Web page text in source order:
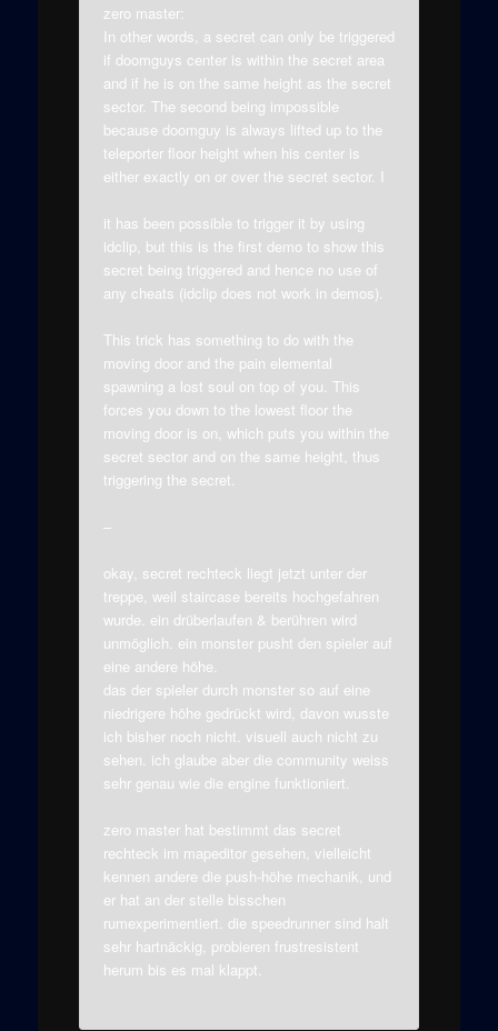
zero master:
In other words, a secret can only be triggered
if doomguys center is within the secret area
and if he is on the same height as the secret
sector. The second being impossible
because doomguy is always lifted up to the
teleporter floor height when his center is
either exactly on or over the secret sector. I
it has been possible to trigger it by using
idclip, but this is the first demo to show this
secret being triggered and hence no use of
any cheats (idclip does not work in demos).
This trick has something to do with the
moving door and the pain elemental
spawning a lost soul on top of you. This
forces you down to the lowest floor the
moving door is on, which puts you within the
secret sector and on the same height, thus
triggering the secret.
–
okay, secret rechteck liegt jetzt unter der
treppe, weil staircase bereits hochgefahren
wurde. ein drüberlaufen & berühren wird
unmöglich. ein monster pusht den spieler auf
eine andere höhe.
das der spieler durch monster so auf eine
niedrigere höhe gedrückt wird, davon wusste
ich bisher noch nicht. visuell auch nicht zu
sehen. ich glaube aber die community weiss
sehr genau wie die engine funktioniert.
zero master hat bestimmt das secret
rechteck im mapeditor gesehen, vielleicht
kennen andere die push-höhe mechanik, und
er hat an der stelle bisschen
rumexperimentiert. die speedrunner sind halt
sehr hartnäckig, probieren frustresistent
herum bis es mal klappt.